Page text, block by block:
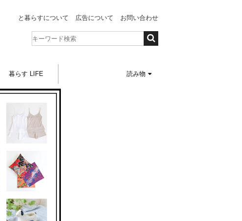
と暮らすについて 広告について お問い合わせ
暮らす LIFE 読み物